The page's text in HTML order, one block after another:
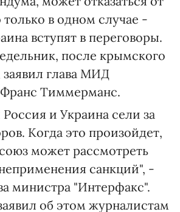
только в одном случае -
вступят в переговоры.
после крымского
глава МИД
Тиммерманс.
и Украина сели за
Когда это произойдет,
может рассмотреть
санкций", -
министра "Интерфакс".
об этом журналистам